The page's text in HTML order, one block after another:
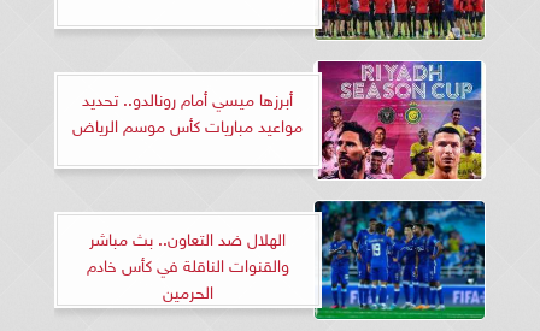
أبرزها ميسي أمام رونالدو.. تحديد
مواعيد مباريات كأس موسم الرياض
الهلال ضد التعاون.. بث مباشر
والقنوات الناقلة في كأس خادم
الحرمين